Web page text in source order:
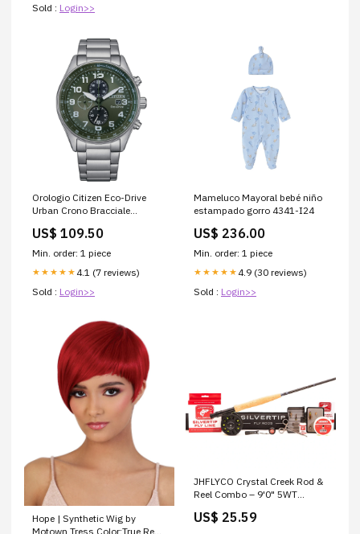
Sold : Login>>
Orologio Citizen Eco-Drive
Urban Crono Bracciale
US$ 109.50
Min. order: 1 piece
★★★★★ 4.1 (7 reviews)
Sold : Login>>
Mameluco Mayoral bebé niño
estampado gorro 4341-I24
US$ 236.00
Min. order: 1 piece
★★★★★ 4.9 (30 reviews)
Sold : Login>>
Hope | Synthetic Wig by
Motown Tress Color:True Red-
JHFLYCO Crystal Creek Rod &
Reel Combo – 9'0" 5WT
Fly Company
US$ 25.59